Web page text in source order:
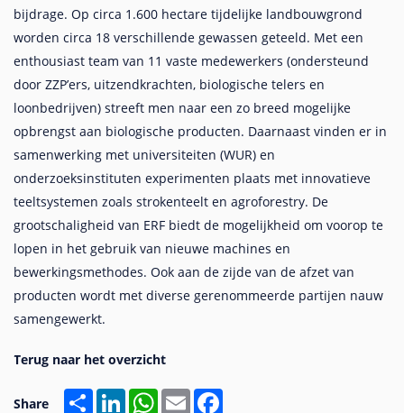
bijdrage. Op circa 1.600 hectare tijdelijke landbouwgrond
worden circa 18 verschillende gewassen geteeld. Met een
enthousiast team van 11 vaste medewerkers (ondersteund
door ZZP’ers, uitzendkrachten, biologische telers en
loonbedrijven) streeft men naar een zo breed mogelijke
opbrengst aan biologische producten. Daarnaast vinden er in
samenwerking met universiteiten (WUR) en
onderzoeksinstituten experimenten plaats met innovatieve
teeltsystemen zoals strokenteelt en agroforestry. De
grootschaligheid van ERF biedt de mogelijkheid om voorop te
lopen in het gebruik van nieuwe machines en
bewerkingsmethodes. Ook aan de zijde van de afzet van
producten wordt met diverse gerenommeerde partijen nauw
samengewerkt.
Share Share LinkedInWhatsApp
Email